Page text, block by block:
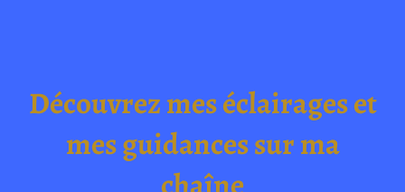
Découvrez mes éclairages et
mes guidances sur ma